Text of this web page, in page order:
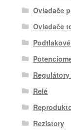
Ovladače
Ovladače
Relé
Rezistory